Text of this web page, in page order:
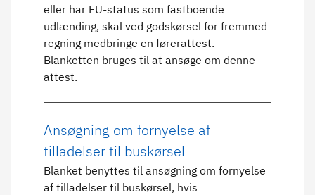
eller har EU-status som fastboende
udlænding, skal ved godskørsel for fremmed
regning medbringe en førerattest.
Blanketten bruges til at ansøge om denne
attest.
Ansøgning om fornyelse af
tilladelser til buskørsel
Blanket benyttes til ansøgning om fornyelse
af tilladelser til buskørsel, hvis